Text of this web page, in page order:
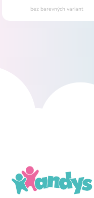
bez barevných variant